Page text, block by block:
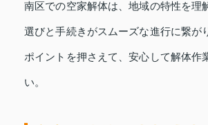
南区での空家解体は、地域の特性を理
選びと手続きがスムーズな進行に繋が
ポイントを押さえて、安心して解体作
い。